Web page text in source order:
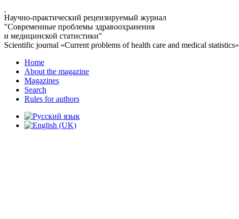
Научно-практический рецензируемый журнал
"Современные проблемы здравоохранения
и медицинской статистики"
Scientific journal «Current problems of health care and medical statistics»
Home
About the magazine
Magazines
Search
Rules for authors